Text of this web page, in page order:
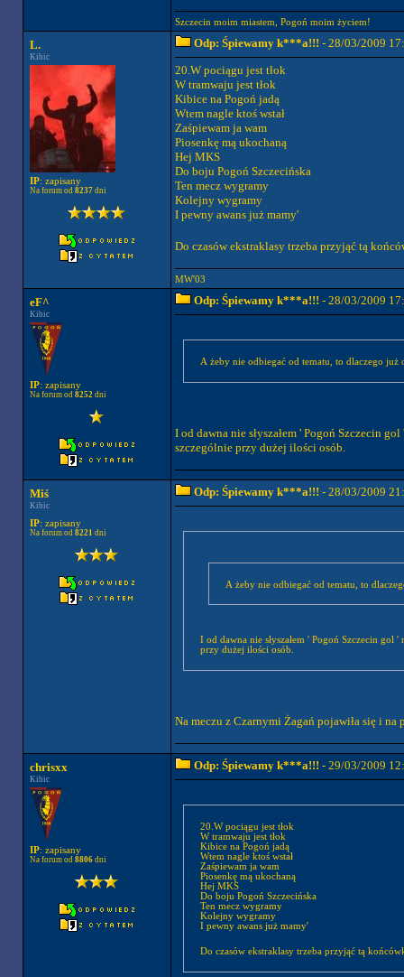
Szczecin moim miastem, Pogoń moim życiem!
L.
Kibic
IP: zapisany
Na forum od 8237dni
Odp: Śpiewamy k***a!!! - 28/03/2009
20.W pociągu jest tłok
W tramwaju jest tłok
Kibice na Pogoń jadą
Wtem nagle ktoś wstał
Zaśpiewam ja wam
Piosenkę mą ukochaną
Hej MKS
Do boju Pogoń Szczecińska
Ten mecz wygramy
Kolejny wygramy
I pewny awans już mamy'
Do czasów ekstraklasy trzeba przyjąć tą
MW'03
eF^
Kibic
IP: zapisany
Na forum od 8252dni
Odp: Śpiewamy k***a!!! - 28/03/2009
A żeby nie odbiegać od tematu, to dlaczego już
I od dawna nie słyszałem ' Pogoń Szczecin
szczególnie przy dużej ilości osób.
Miś
Kibic
IP: zapisany
Na forum od 8221 dni
Odp: Śpiewamy k***a!!! - 28/03/2009
A żeby nie odbiegać od tematu, to
I od dawna nie słyszałem ' Pogoń Szczecin
przy dużej ilości osób.
Na meczu z Czarnymi Żagań pojawiła się i na
chrisxx
Kibic
IP: zapisany
Na forum od 8806dni
Odp: Śpiewamy k***a!!! - 29/03/2009
20.W pociągu jest tłok
W tramwaju jest tłok
Kibice na Pogoń jadą
Wtem nagle ktoś wstał
Zaśpiewam ja wam
Piosenkę mą ukochaną
Hej MKS
Do boju Pogoń Szczecińska
Ten mecz wygramy
Kolejny wygramy
I pewny awans już mamy'
Do czasów ekstraklasy trzeba przyjąć tą